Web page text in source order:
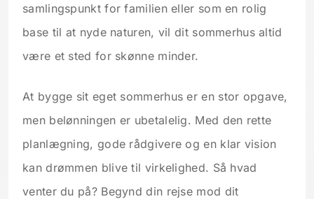
samlingspunkt for familien eller som en rolig
base til at nyde naturen, vil dit sommerhus altid
være et sted for skønne minder.
At bygge sit eget sommerhus er en stor opgave,
men belønningen er ubetalelig. Med den rette
planlægning, gode rådgivere og en klar vision
kan drømmen blive til virkelighed. Så hvad
venter du på? Begynd din rejse mod dit